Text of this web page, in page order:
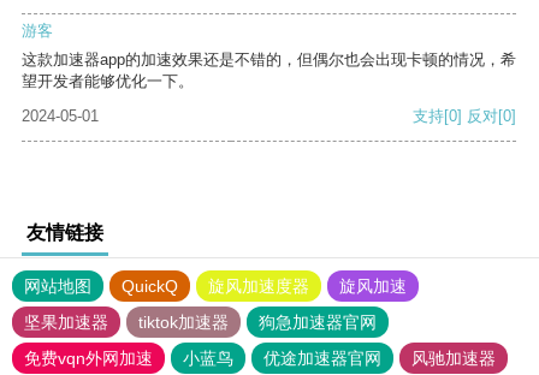
游客
这款加速器app的加速效果还是不错的，但偶尔也会出现卡顿的情况，希
望开发者能够优化一下。
2024-05-01
支持[0] 反对[0]
友情链接
网站地图 QuickQ 旋风加速度器
旋风加速
坚果加速器
tiktok加速器
狗急加速器官网
免费vqn外网加速
小蓝鸟 优途加速器官网
风驰加速器